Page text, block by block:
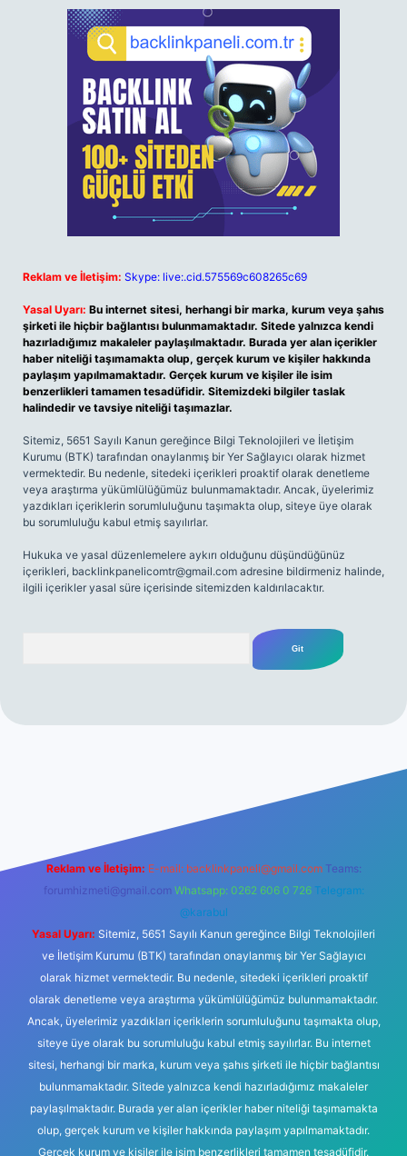
Reklam ve İletişim: Skype: live:.cid.575569c608265c69
Yasal Uyarı: Bu internet sitesi, herhangi bir marka, kurum veya şahıs
şirketi ile hiçbir bağlantısı bulunmamaktadır. Sitede yalnızca kendi
hazırladığımız makaleler paylaşılmaktadır. Burada yer alan içerikler
haber niteliği taşımamakta olup, gerçek kurum ve kişiler hakkında
paylaşım yapılmamaktadır. Gerçek kurum ve kişiler ile isim
benzerlikleri tamamen tesadüfidir. Sitemizdeki bilgiler taslak
halindedir ve tavsiye niteliği taşımazlar.
Sitemiz, 5651 Sayılı Kanun gereğince Bilgi Teknolojileri ve İletişim
Kurumu (BTK) tarafından onaylanmış bir Yer Sağlayıcı olarak hizmet
vermektedir. Bu nedenle, sitedeki içerikleri proaktif olarak denetleme
veya araştırma yükümlülüğümüz bulunmamaktadır. Ancak, üyelerimiz
yazdıkları içeriklerin sorumluluğunu taşımakta olup, siteye üye olarak
bu sorumluluğu kabul etmiş sayılırlar.
Hukuka ve yasal düzenlemelere aykırı olduğunu düşündüğünüz
içerikleri, backlinkpanelicomtr@gmail.com adresine bildirmeniz halinde,
ilgili içerikler yasal süre içerisinde sitemizden kaldırılacaktır.
Reklam ve İletişim: E-mail: backlinkpaneli@gmail.com Teams:
forumhizmeti@gmail.com Whatsapp: 0262 606 0 726 Telegram:
@karabul
Yasal Uyarı: Sitemiz, 5651 Sayılı Kanun gereğince Bilgi Teknolojileri
ve İletişim Kurumu (BTK) tarafından onaylanmış bir Yer Sağlayıcı
olarak hizmet vermektedir. Bu nedenle, sitedeki içerikleri proaktif
olarak denetleme veya araştırma yükümlülüğümüz bulunmamaktadır.
Ancak, üyelerimiz yazdıkları içeriklerin sorumluluğunu taşımakta olup,
siteye üye olarak bu sorumluluğu kabul etmiş sayılırlar. Bu internet
sitesi, herhangi bir marka, kurum veya şahıs şirketi ile hiçbir bağlantısı
bulunmamaktadır. Sitede yalnızca kendi hazırladığımız makaleler
paylaşılmaktadır. Burada yer alan içerikler haber niteliği taşımamakta
olup, gerçek kurum ve kişiler hakkında paylaşım yapılmamaktadır.
Gerçek kurum ve kişiler ile isim benzerlikleri tamamen tesadüfidir.